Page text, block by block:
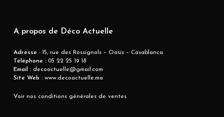
A propos de Déco Actuelle
Adresse : 15, rue des Rossignols – Oasis – Casablanca
Téléphone :05 22 25 19 18
Email :decoactuelle@gmail.com
Site Web :www.decoactuelle.ma
Voir nos conditions générales de ventes